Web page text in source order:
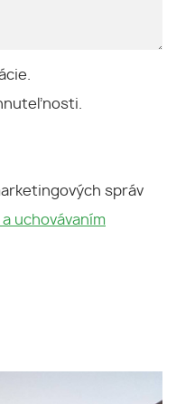
správ
uchovávaním